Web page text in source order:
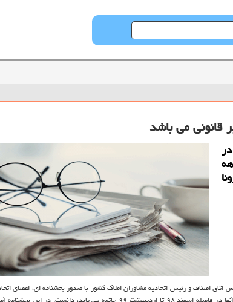
اصناف و رئیس اتحادیه مشاوران املاک کشور با صدور بخشنامه ای، اعضای